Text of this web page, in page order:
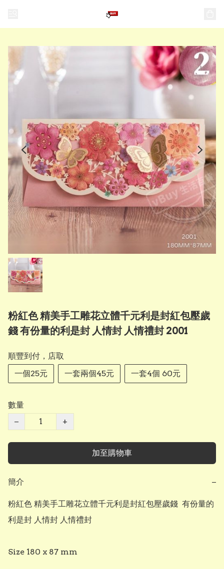
粉紅色 精美手工雕花立體千元利是封紅包壓歲
錢 有份量的利是封 人情封 人情禮封 2001
順豐到付，店取
一個25元
一套兩個45元 一套4個 60元
數量
−
+
加至購物車
簡介 −
粉紅色 精美手工雕花立體千元利是封紅包壓歲錢  有份量的
利是封 人情封 人情禮封
Size 180 x 87 mm